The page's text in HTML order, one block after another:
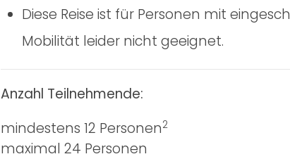
Diese Reise ist für Personen mit
Mobilität leider nicht geeignet.
Anzahl Teilnehmende:
mindestens 12 Personen2
maximal 24 Personen